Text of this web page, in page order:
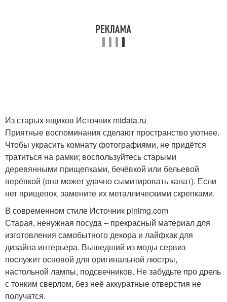
Из старых ящиков Источник mtdata.ru
Приятные воспоминания сделают пространство уютнее.
Чтобы украсить комнату фотографиями, не придётся
тратиться на рамки; воспользуйтесь старыми
деревянными прищепками, бечёвкой или бельевой
верёвкой (она может удачно сымитировать канат). Если
нет прищепок, замените их металлическими скрепками.
В современном стиле Источник pinimg.com
Старая, ненужная посуда – прекрасный материал для
изготовления самобытного декора и лайфхак для
дизайна интерьера. Вышедший из моды сервиз
послужит основой для оригинальной люстры,
настольной лампы, подсвечников. Не забудьте про дрель
с тонким сверлом, без неё аккуратные отверстия не
получатся.